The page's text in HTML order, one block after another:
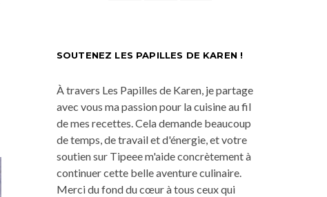
SOUTENEZ LES PAPILLES DE KAREN !
À travers Les Papilles de Karen, je partage
avec vous ma passion pour la cuisine au fil
de mes recettes. Cela demande beaucoup
de temps, de travail et d'énergie, et votre
soutien sur Tipeee m'aide concrètement à
continuer cette belle aventure culinaire.
Merci du fond du cœur à tous ceux qui